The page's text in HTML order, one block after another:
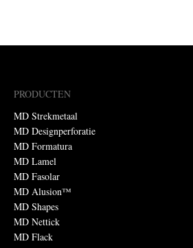
PRODUCTEN
MD Strekmetaal
MD Designperforatie
MD Formatura
MD Lamel
MD Fasolar
MD Alusion™
MD Shapes
MD Nettick
MD Flack